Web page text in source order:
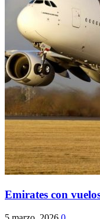
Emirates con